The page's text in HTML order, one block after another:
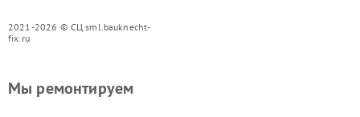
2021-2026 © СЦ sml.bauknecht-
fix.ru
Мы ремонтируем